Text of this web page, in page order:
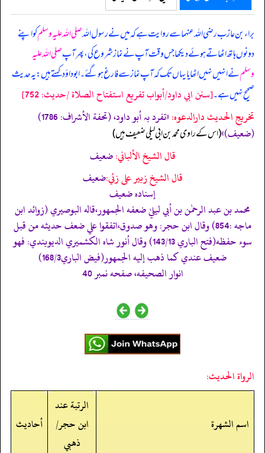
براء بن عازب رضی اللہ عنہما سے روایت ہے کہمیں نے رسول اللہصلی اللہ علیہ وسلمکو اپنے
دونوں ہاتھ اٹھاتے ہوئے دیکھا جس وقت آپ نے نماز شروع کی، پھر آپصلی اللہ علیہ
وسلمنے انہیں نہیں اٹھایا یہاں تک کہ آپ نماز سے فارغ ہو گئے۔ ابوداؤد کہتے ہیں: یہ حدیث
صحیح نہیں ہے۔[سنن ابي داود/أبواب تفريع استفتاح الصلاة /حدیث: 752]
تخریج الحدیث دارالدعوہ:
«‏‏‏‏تفرد بہ أبو داود، (تحفة الأشراف: 1786)
(ضعیف)»‏‏‏‏ (اس کے راوی محمد بن ابی لیلی ضعیف ہیں)
قال الشيخ الألباني:ضعيف
قال الشيخ زبير على زئي:ضعيف
إسناده ضعيف
محمد بن عبد الرحمٰن بن أبي ليليٰ ضعفه الجمهور،قاله البوصيري (زوائد ابن
ماجه :854) وقال ابن حجر: وھو صدوق،اتفقوا علي ضعف حديثه من قبل
سوء حفظه(فتح الباري 143/13) وقال أنور شاه الكشميري الديوبندي: فھو
ضعيف عندي كما ذھب إليه الجمھور(فيض الباري168/3)
انوار الصحيفه، صفحه نمبر 40
الرواة الحديث:
اسم الشهرة
الرتبة عند
ابن حجر/
ذهبي
أحاديث